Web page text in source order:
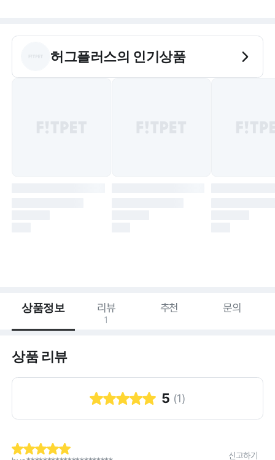
허그플러스의 인기상품
상품정보 리뷰
1
추천 문의
상품 리뷰
5 (1)
신고하기